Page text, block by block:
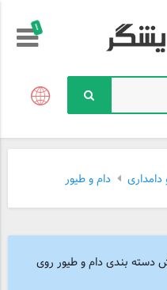
!
دام و طیور
دسته بندی دام و طیور روی